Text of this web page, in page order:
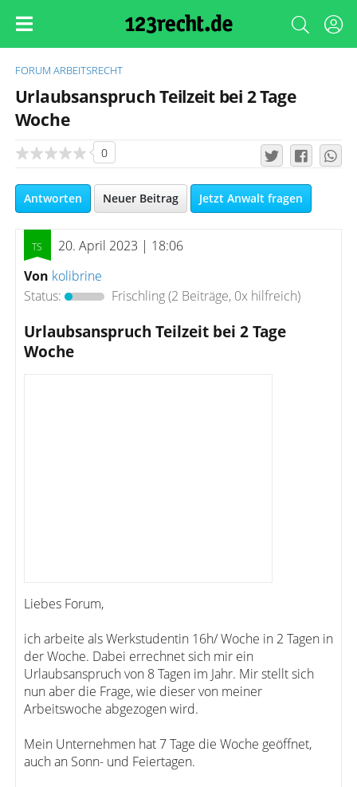
FORUM ARBEITSRECHT
Urlaubsanspruch Teilzeit bei 2 Tage
Woche
0
Antworten Neuer Beitrag Jetzt Anwalt fragen
20. April 2023 | 18:06
Von kolibrine
Status:
Frischling(2 Beiträge, 0x hilfreich)
Urlaubsanspruch Teilzeit bei 2 Tage
Woche
Liebes Forum,
ich arbeite als Werkstudentin 16h/ Woche in 2 Tagen in
der Woche. Dabei errechnet sich mir ein
Urlaubsanspruch von 8 Tagen im Jahr. Mir stellt sich
nun aber die Frage, wie dieser von meiner
Arbeitswoche abgezogen wird.
Mein Unternehmen hat 7 Tage die Woche geöffnet,
auch an Sonn- und Feiertagen.